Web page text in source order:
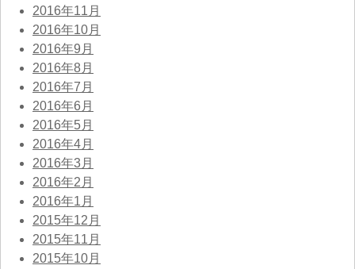
2016年11月
2016年10月
2016年9月
2016年8月
2016年7月
2016年6月
2016年5月
2016年4月
2016年3月
2016年2月
2016年1月
2015年12月
2015年11月
2015年10月